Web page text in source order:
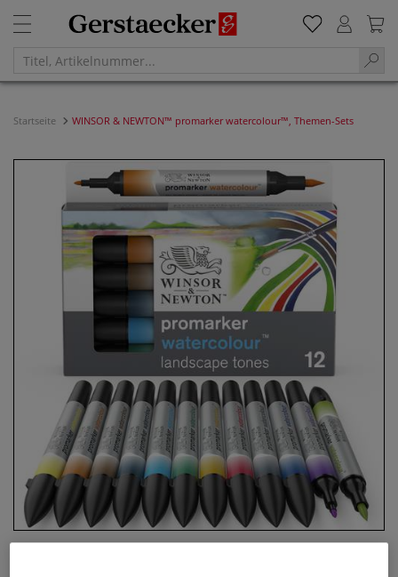
Startseite WINSOR & NEWTON™ promarker watercolour™, Themen-Sets